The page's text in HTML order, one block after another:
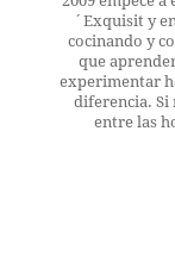
´Exquisit y
cocinando y
que
experimentar
diferencia. Si
entre las